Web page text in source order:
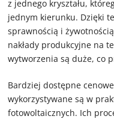
z jednego kryształu,
jednym kierunku. Dzięki
sprawnością i
nakłady produkcyjne na
wytworzenia są duże, co
Bardziej dostępne
wykorzystywane są w
fotowoltaicznych. Ich